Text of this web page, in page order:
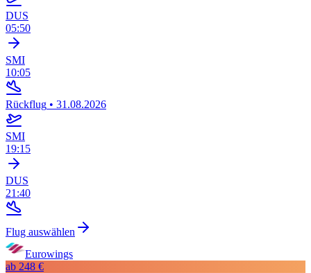
DUS
05:50
SMI
10:05
Rückflug • 31.08.2026
SMI
19:15
DUS
21:40
Flug auswählen
Eurowings
ab 248 €